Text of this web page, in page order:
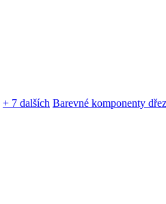
+ 7 dalších Barevné komponenty